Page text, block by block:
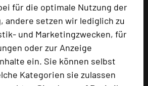
für die optimale Nutzung der
andere setzen wir lediglich zu
und Marketingzwecken, für
oder zur Anzeige
ein. Sie können selbst
Kategorien sie zulassen